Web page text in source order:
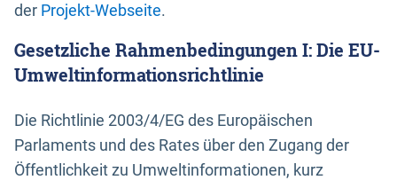
der Projekt-Webseite.
Gesetzliche Rahmenbedingungen I: Die EU-
Umweltinformationsrichtlinie
Die Richtlinie 2003/4/EG des Europäischen
Parlaments und des Rates über den Zugang der
Öffentlichkeit zu Umweltinformationen, kurz